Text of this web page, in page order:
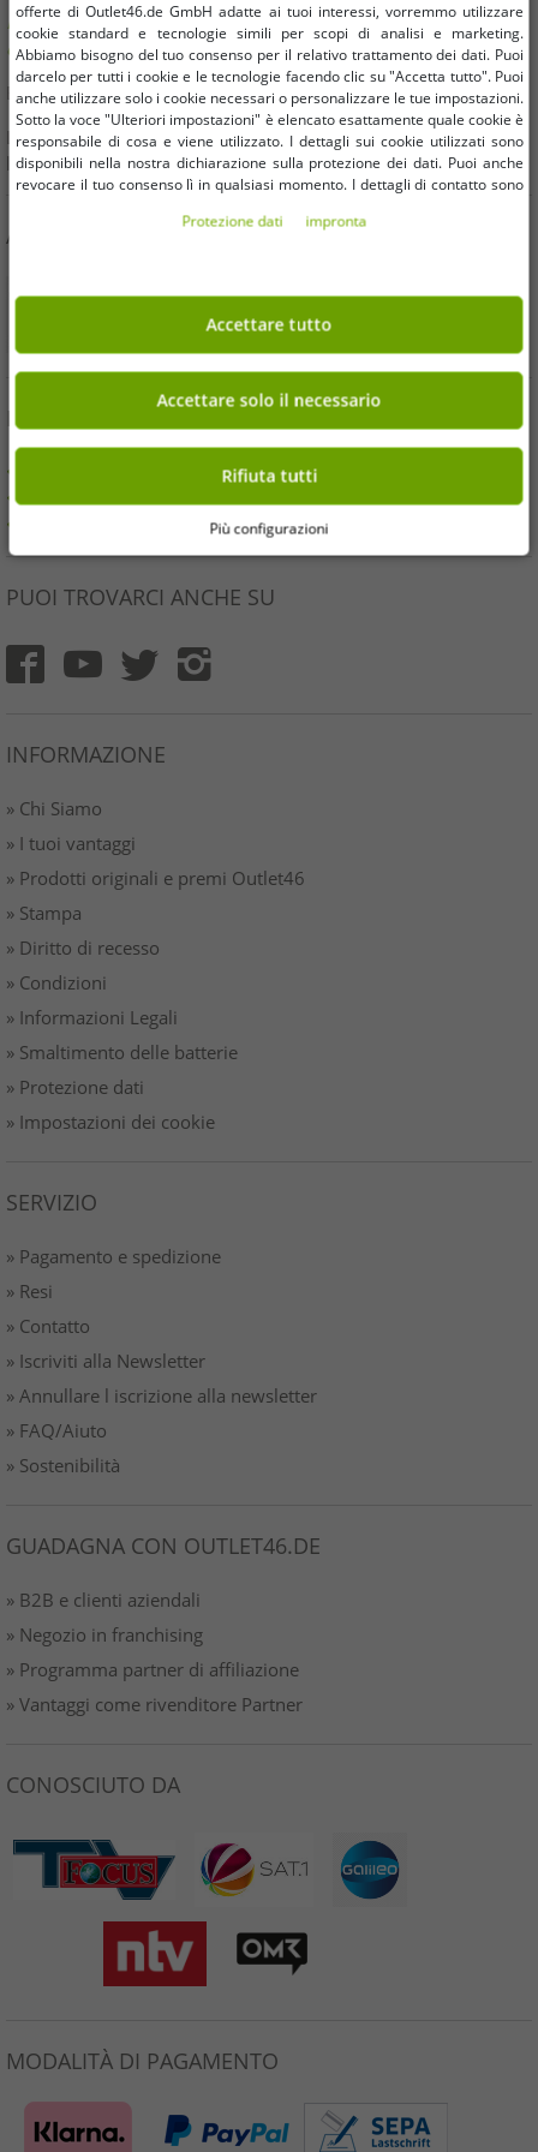
Hai domande o hai bisogno di aiuto? Saremo felici di
consigliarti!
E-Mail:kundendienst@outlet46.de
La tua richiesta riceverà generalmente risposta entro 24 ore dal
lunedì al venerdì
ACQUISTA IN SICUREZZA
BENEFICI
ACQUISTO SU FATTURA
100 Giorni per Effettuare il Reso
Spedizione gratuita da 49 € (DE)
PUOI TROVARCI ANCHE SU
INFORMAZIONE
» Chi Siamo
» I tuoi vantaggi
» Prodotti originali e premi Outlet46
» Stampa
» Diritto di recesso
» Condizioni
» Informazioni Legali
» Smaltimento delle batterie
» Protezione dati
» Impostazioni dei cookie
SERVIZIO
» Pagamento e spedizione
» Resi
» Contatto
» Iscriviti alla Newsletter
» Annullare l iscrizione alla newsletter
» FAQ/Aiuto
» Sostenibilità
GUADAGNA CON OUTLET46.DE
» B2B e clienti aziendali
» Negozio in franchising
» Programma partner di affiliazione
» Vantaggi come rivenditore Partner
CONOSCIUTO DA
MODALITÀ DI PAGAMENTO
offerte di Outlet46.de GmbH adatte ai tuoi interessi, vorremmo utilizzare
cookie standard e tecnologie simili per scopi di analisi e marketing.
Abbiamo bisogno del tuo consenso per il relativo trattamento dei dati. Puoi
darcelo per tutti i cookie e le tecnologie facendo clic su "Accetta tutto". Puoi
anche utilizzare solo i cookie necessari o personalizzare le tue impostazioni.
Sotto la voce "Ulteriori impostazioni" è elencato esattamente quale cookie è
responsabile di cosa e viene utilizzato. I dettagli sui cookie utilizzati sono
disponibili nella nostra dichiarazione sulla protezione dei dati. Puoi anche
revocare il tuo consenso lì in qualsiasi momento. I dettagli di contatto sono
Protezione dati impronta
Accettare tutto
Accettare solo il necessario
Rifiuta tutti
Più configurazioni